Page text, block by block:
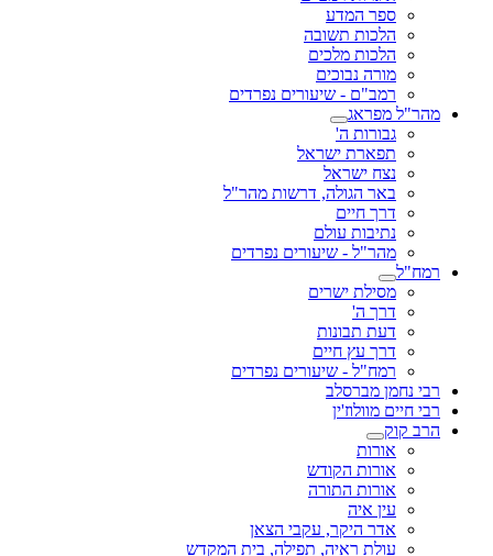
ספר המדע
הלכות תשובה
הלכות מלכים
מורה נבוכים
רמב"ם - שיעורים נפרדים
מהר"ל מפראג
גבורות ה'
תפארת ישראל
נצח ישראל
באר הגולה, דרשות מהר"ל
דרך חיים
נתיבות עולם
מהר"ל - שיעורים נפרדים
רמח"ל
מסילת ישרים
דרך ה'
דעת תבונות
דרך עץ חיים
רמח"ל - שיעורים נפרדים
רבי נחמן מברסלב
רבי חיים מוולוז'ין
הרב קוק
אורות
אורות הקודש
אורות התורה
עין איה
אדר היקר, עקבי הצאן
עולת ראיה, תפילה, בית המקדש